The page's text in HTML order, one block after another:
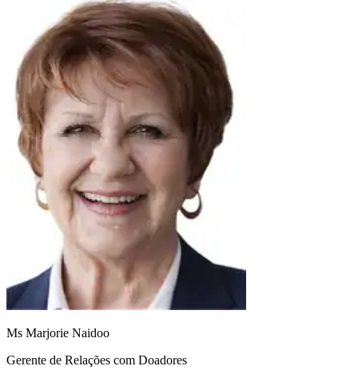
Ms Marjorie Naidoo
Gerente de Relações com Doadores